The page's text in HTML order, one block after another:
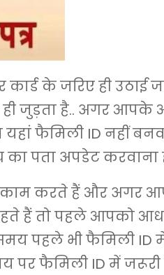
के जरिए ही उठाई
ही जुड़ता है.. अगर आपके
यहां फैमिली ID नहीं
पता अपडेट करवाना
करते हैं और अगर
हैं तो पहले आपको
पहले भी फैमिली ID
फैमिली ID में जरूरी